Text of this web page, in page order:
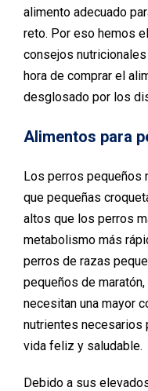
alimento adecuado
reto. Por eso hemos
consejos
hora de comprar el
desglosado por los
Alimentos para
Los perros pequeños
que pequeñas
altos que los perros
metabolismo más
perros de razas
pequeños de
necesitan una mayor
nutrientes necesarios
vida feliz y saludable.
Debido a sus